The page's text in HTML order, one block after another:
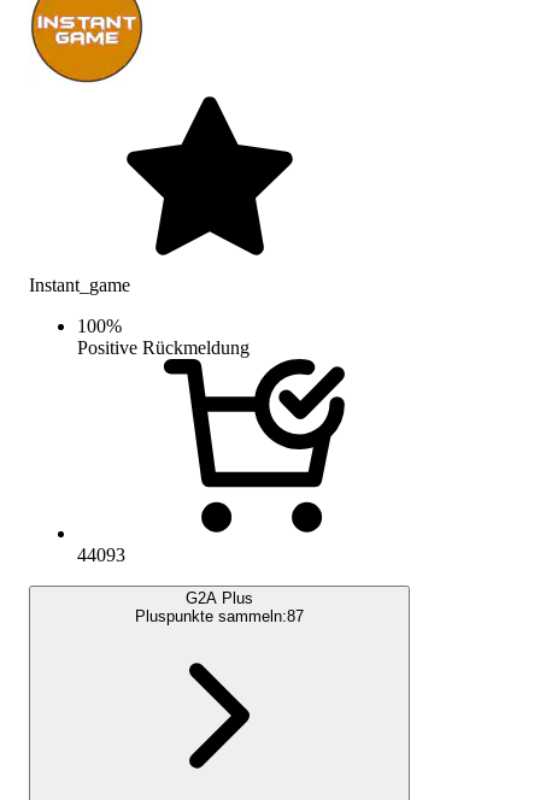
Instant_game
100%
Positive Rückmeldung
44093
G2A Plus
Pluspunkte sammeln:87